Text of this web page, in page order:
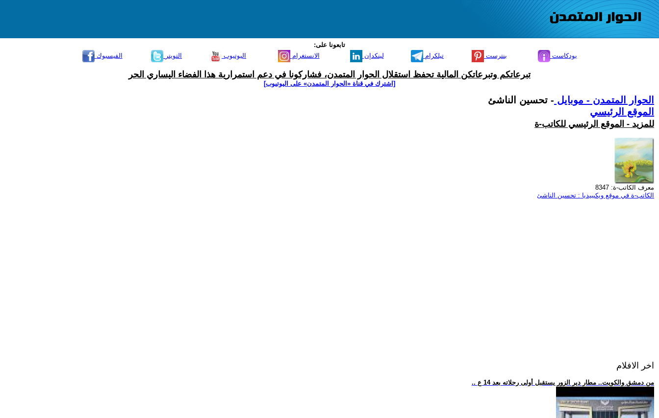
تابعونا على:
الفيسبوك
التويتر اليوتيوب الانستغرام لينكدإن تيلكرام بنترست بودكاست
تبرعاتكم وتبرعاتكن المالية تحفظ استقلال الحوار المتمدن، فشاركونا في دعم استمرارية هذا الفضاء اليساري الحر
[اشترك في قناة ‫«الحوار المتمدن» على اليوتيوب]
الحوار المتمدن - موبايل - تحسين الناشئ
الموقع الرئيسي
للمزيد - الموقع الرئيسي للكاتب-ة
معرف الكاتب-ة: 8347
الكاتب-ة في موقع ويكيبيديا : تحسين الناشئ
اخر الافلام
.. من دمشق والكويت.. مطار دير الزور يستقبل أولى رحلاته بعد 14 ع